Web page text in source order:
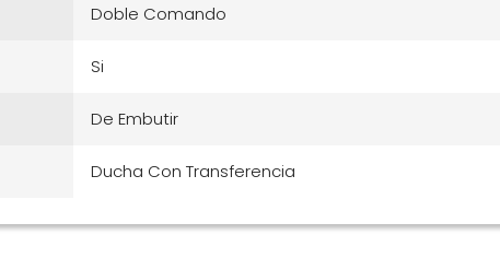
Doble Comando
Si
De Embutir
Ducha Con Transferencia